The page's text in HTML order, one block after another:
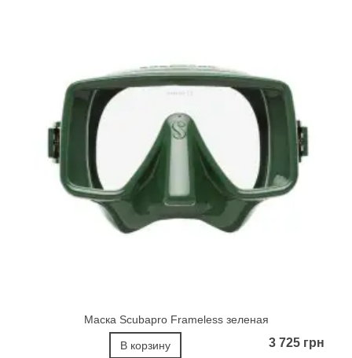
Маска Scubapro Frameless зеленая
3 725 грн
В корзину